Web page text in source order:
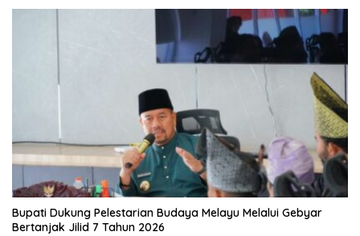
Bupati Dukung Pelestarian Budaya Melayu Melalui Gebyar
Bertanjak Jilid 7 Tahun 2026